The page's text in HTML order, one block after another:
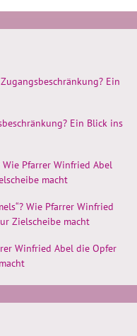
Ein
Ein Blick ins
Wie Pfarrer Winfried Abel
macht
Wie Pfarrer Winfried
Zielscheibe macht
Winfried Abel die Opfer